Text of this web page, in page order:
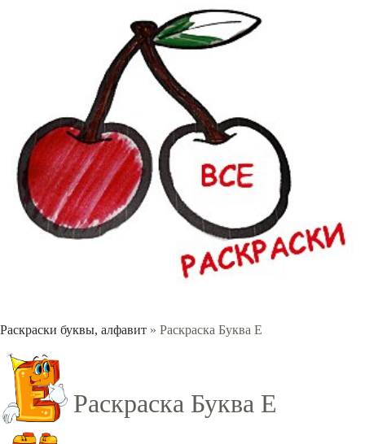
Раскраски буквы, алфавит » Раскраска Буква Е
Раскраска Буква Е